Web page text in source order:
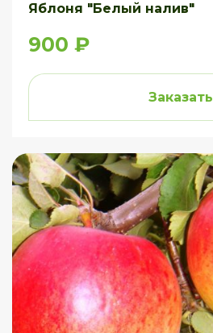
Яблоня "Белый налив"
900 ₽
Заказать